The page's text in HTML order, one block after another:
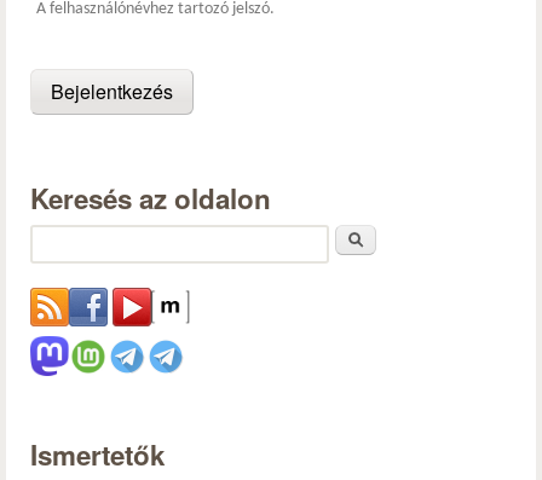
A felhasználónévhez tartozó jelszó.
Keresés az oldalon
Ismertetők